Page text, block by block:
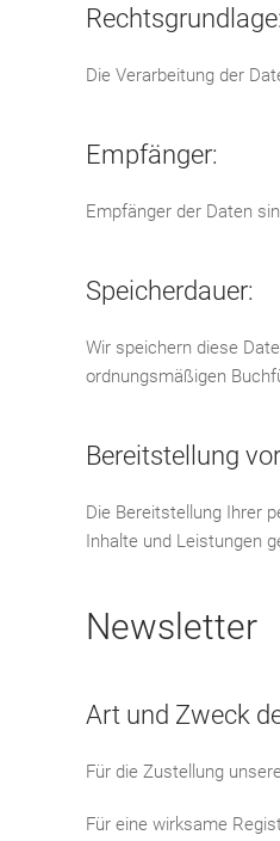
Rechtsgrundlage:
Die Verarbeitung der
Empfänger:
Empfänger der Daten
Speicherdauer:
Wir speichern diese
ordnungsmäßigen
Bereitstellung
Die Bereitstellung Ihrer
Inhalte und Leistungen
Newsletter
Art und Zweck
Für die Zustellung
Für eine wirksame